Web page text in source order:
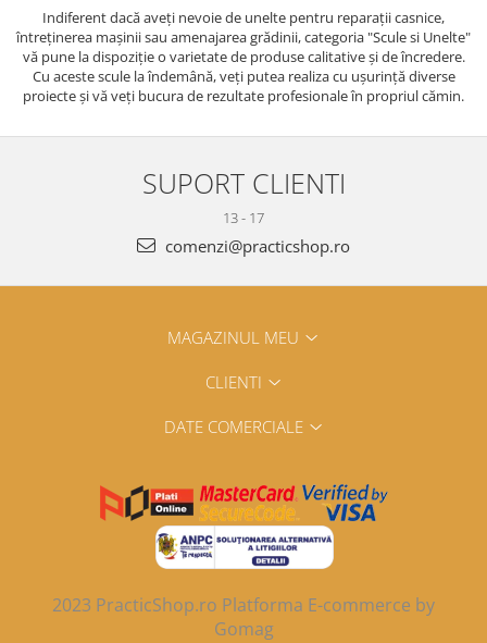
Indiferent dacă aveți nevoie de unelte pentru reparații casnice,
întreținerea mașinii sau amenajarea grădinii, categoria "Scule si Unelte"
vă pune la dispoziție o varietate de produse calitative și de încredere.
Cu aceste scule la îndemână, veți putea realiza cu ușurință diverse
proiecte și vă veți bucura de rezultate profesionale în propriul cămin.
SUPORT CLIENTI
13 - 17
comenzi@practicshop.ro
MAGAZINUL MEU
CLIENTI
DATE COMERCIALE
2023 PracticShop.ro Platforma E-commerce by
Gomag